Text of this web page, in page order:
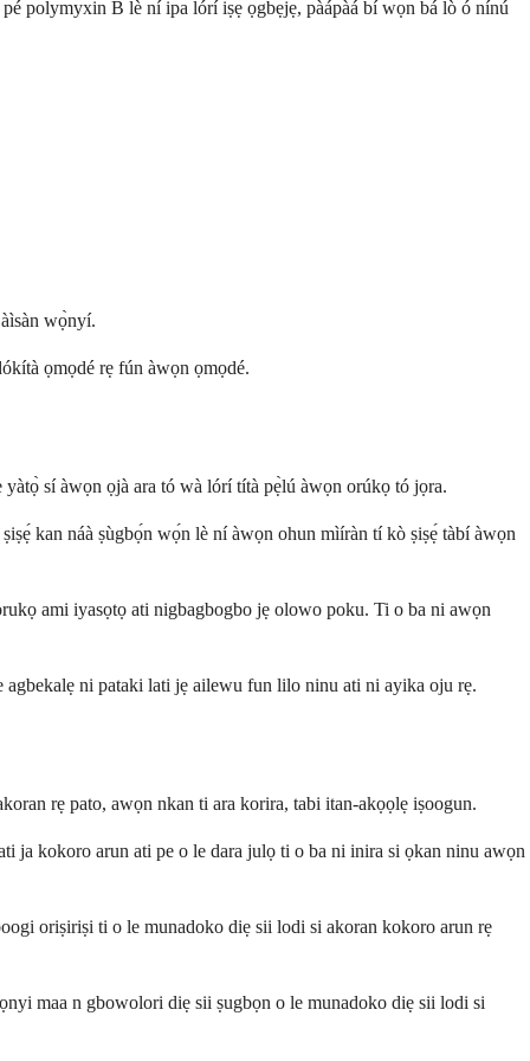
polymyxin B lè ní ipa lórí iṣẹ́ ọ̀gbẹ́jẹ, pàápàá bí wọ́n bá lò ó nínú
wọ̀nyí.
ọmọdé rẹ fún àwọn ọmọdé.
sí àwọn ọjà ara tó wà lórí títà pẹ̀lú àwọn orúkọ tó jọra.
kan náà ṣùgbọ́n wọ́n lè ní àwọn ohun mìíràn tí kò ṣiṣẹ́ tàbí àwọn
ami iyasọtọ ati nigbagbogbo jẹ olowo poku. Ti o ba ni awọn
ni pataki lati jẹ ailewu fun lilo ninu ati ni ayika oju rẹ.
rẹ pato, awọn nkan ti ara korira, tabi itan-akọọlẹ iṣoogun.
ja kokoro arun ati pe o le dara julọ ti o ba ni inira si ọkan ninu awọn
oriṣiriṣi ti o le munadoko diẹ sii lodi si akoran kokoro arun rẹ
maa n gbowolori diẹ sii ṣugbọn o le munadoko diẹ sii lodi si